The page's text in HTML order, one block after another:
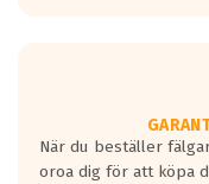
När du beställer
oroa dig för att köpa